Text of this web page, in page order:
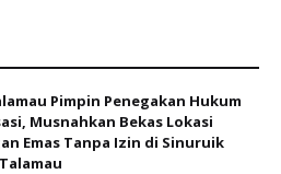
Pimpin Penegakan Hukum
Musnahkan Bekas Lokasi
Emas Tanpa Izin di Sinuruik